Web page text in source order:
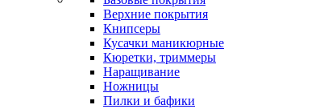
Верхние покрытия
Книпсеры
Кусачки маникюрные
Кюретки, триммеры
Наращивание
Ножницы
Пилки и бафики